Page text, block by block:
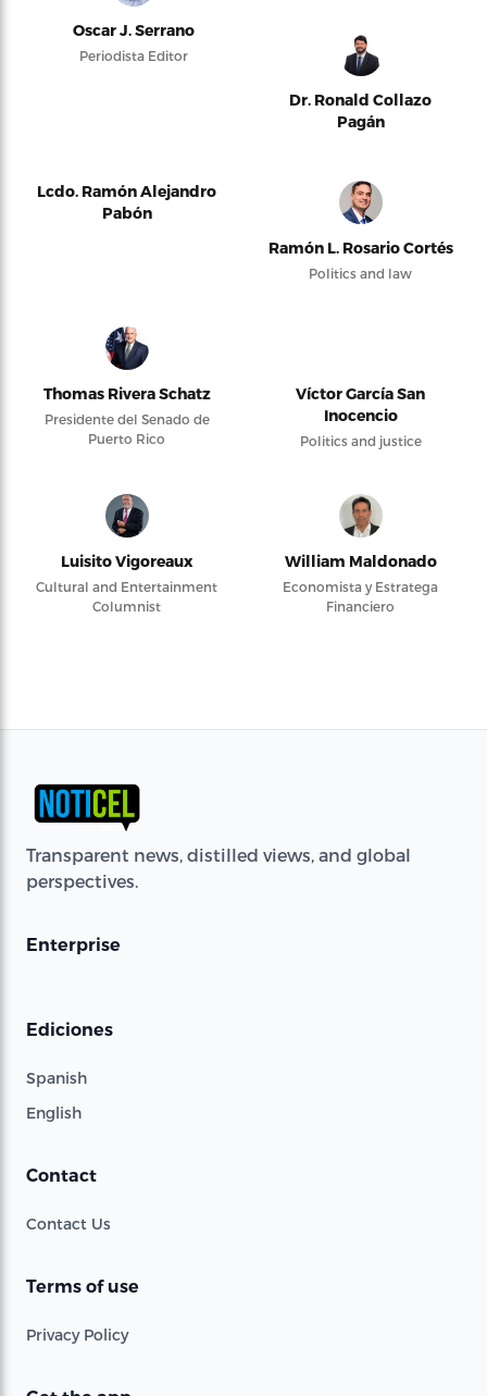
Oscar J. Serrano
Periodista Editor
Dr. Ronald Collazo
Pagán
Lcdo. Ramón Alejandro
Pabón
Ramón L. Rosario Cortés
Politics and law
Thomas Rivera Schatz
Presidente del Senado de
Puerto Rico
Víctor García San
Inocencio
Politics and justice
Luisito Vigoreaux
Cultural and Entertainment
Columnist
William Maldonado
Economista y Estratega
Financiero
Transparent news, distilled views, and global
perspectives.
Enterprise
Ediciones
Spanish
English
Contact
Contact Us
Terms of use
Privacy Policy